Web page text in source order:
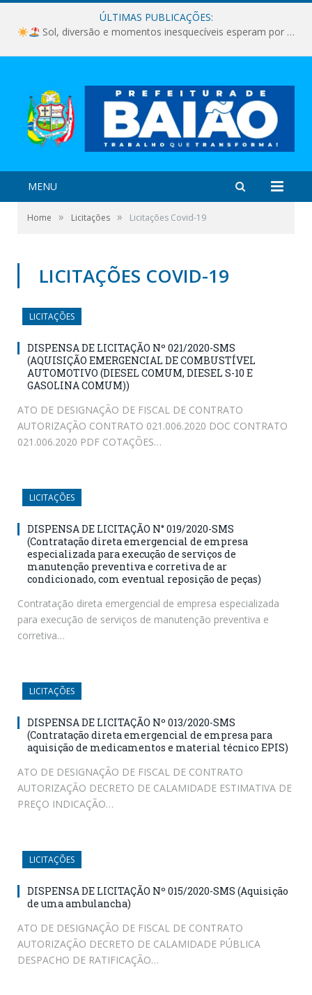
ÚLTIMAS PUBLICAÇÕES:
Sol, diversão e momentos inesquecíveis esperam por você!
MENU
Home » Licitações » Licitações Covid-19
LICITAÇÕES COVID-19
LICITAÇÕES
DISPENSA DE LICITAÇÃO Nº 021/2020-SMS
(AQUISIÇÃO EMERGENCIAL DE COMBUSTÍVEL
AUTOMOTIVO (DIESEL COMUM, DIESEL S-10 E
GASOLINA COMUM))
ATO DE DESIGNAÇÃO DE FISCAL DE CONTRATO
AUTORIZAÇÃO CONTRATO 021.006.2020 DOC CONTRATO
021.006.2020 PDF COTAÇÕES…
LICITAÇÕES
DISPENSA DE LICITAÇÃO N° 019/2020-SMS
(Contratação direta emergencial de empresa
especializada para execução de serviços de
manutenção preventiva e corretiva de ar
condicionado, com eventual reposição de peças)
Contratação direta emergencial de empresa especializada
para execução de serviços de manutenção preventiva e
corretiva…
LICITAÇÕES
DISPENSA DE LICITAÇÃO Nº 013/2020-SMS
(Contratação direta emergencial de empresa para
aquisição de medicamentos e material técnico EPIS)
ATO DE DESIGNAÇÃO DE FISCAL DE CONTRATO
AUTORIZAÇÃO DECRETO DE CALAMIDADE ESTIMATIVA DE
PREÇO INDICAÇÃO…
LICITAÇÕES
DISPENSA DE LICITAÇÃO Nº 015/2020-SMS (Aquisição
de uma ambulancha)
ATO DE DESIGNAÇÃO DE FISCAL DE CONTRATO
AUTORIZAÇÃO DECRETO DE CALAMIDADE PÚBLICA
DESPACHO DE RATIFICAÇÃO…